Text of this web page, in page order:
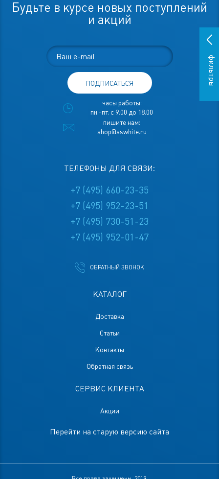
фильтры
КАТАЛОГ
Доставка
Статьи
Контакты
Обратная связь
СЕРВИС КЛИЕНТА
Акции
Перейти на старую версию сайта
Будьте в курсе новых поступлений
и акций
ПОДПИСАТЬСЯ
часы работы:
пн.-пт. с 9.00 до 18.00
пишите нам:
shop@sswhite.ru
ТЕЛЕФОНЫ ДЛЯ СВЯЗИ:
+7 (495) 660-23-35
+7 (495) 952-23-51
+7 (495) 730-51-23
+7 (495) 952-01-47
ОБРАТНЫЙ ЗВОНОК